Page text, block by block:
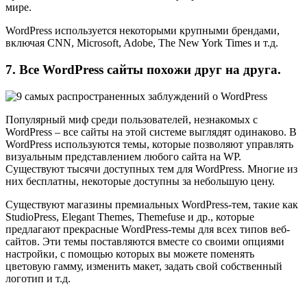
мире.
WordPress используется некоторыми крупными брендами,
включая CNN, Microsoft, Adobe, The New York Times и т.д.
7. Все WordPress сайты похожи друг на друга.
Популярный миф среди пользователей, незнакомых с
WordPress – все сайты на этой системе выглядят одинаково. В
WordPress используются темы, которые позволяют управлять
визуальным представлением любого сайта на WP.
Существуют тысячи доступных тем для WordPress. Многие из
них бесплатны, некоторые доступны за небольшую цену.
Существуют магазины премиальных WordPress-тем, такие как
StudioPress, Elegant Themes, Themefuse и др., которые
предлагают прекрасные WordPress-темы для всех типов веб-
сайтов. Эти темы поставляются вместе со своими опциями
настройки, с помощью которых вы можете поменять
цветовую гамму, изменить макет, задать свой собственный
логотип и т.д.